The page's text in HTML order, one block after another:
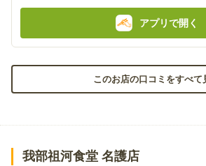
アプリで開く
このお店の口コミをすべて
我部祖河食堂 名護店